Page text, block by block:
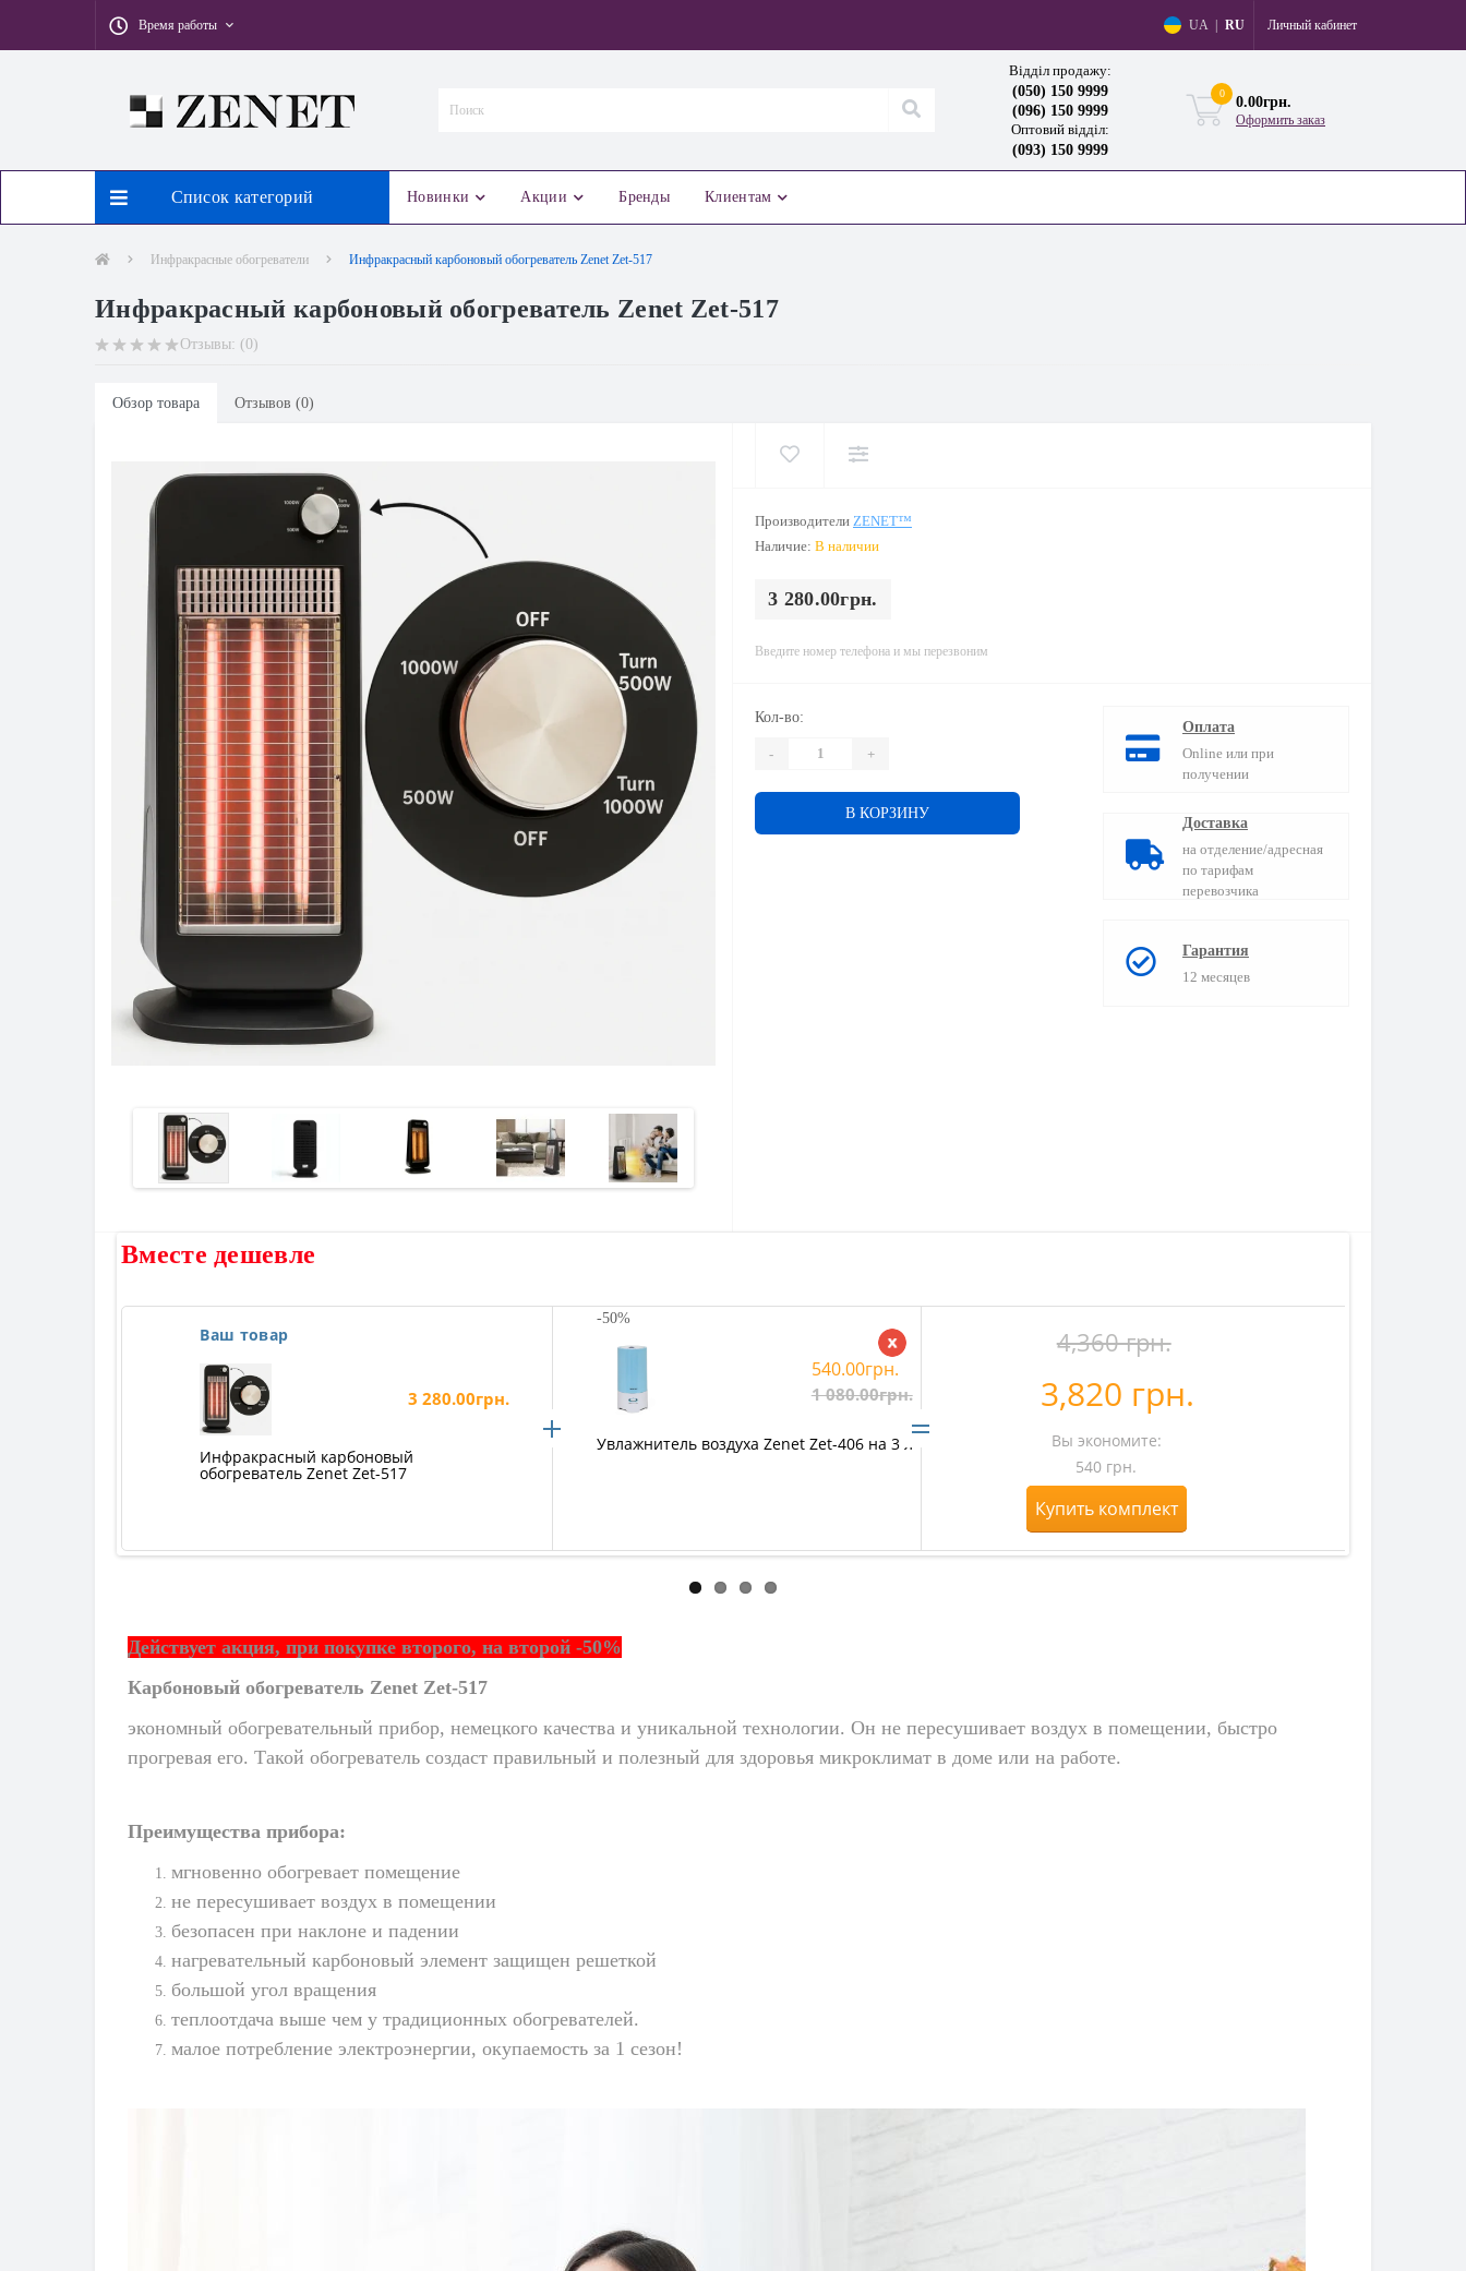
Время работы UA RU Личный кабинет
Відділ продажу:
(050) 150 9999
(096) 150 9999
Оптовий відділ:
(093) 150 9999
0
0.00грн.
Оформить заказ
Список категорий Новинки Акции Бренды Клиентам
Инфракрасные обогреватели Инфракрасный карбоновый обогреватель Zenet Zet-517
Инфракрасный карбоновый обогреватель Zenet Zet-517
Отзывы: (0)
Обзор товара Отзывов (0)
Производители ZENET™
Наличие: В наличии
3 280.00грн.
Введите номер телефона и мы перезвоним
Кол-во:
- +
В КОРЗИНУ
Оплата
Online или при
получении
Доставка
на отделение/адресная
по тарифам
перевозчика
Гарантия
12 месяцев
Вместе дешевле
Ваш товар
3 280.00грн.
Инфракрасный карбоновый
обогреватель Zenet Zet-517
-50%
540.00грн.
1 080.00грн.
Увлажнитель воздуха Zenet Zet-406 на 3 л
4,360 грн.
3,820 грн.
Вы экономите:
540 грн.
Купить комплект
Действует акция, при покупке второго, на второй -50%
Карбоновый обогреватель Zenet Zet-517
экономный обогревательный прибор, немецкого качества и уникальной технологии. Он не пересушивает воздух в помещении, быстро
прогревая его. Такой обогреватель создаст правильный и полезный для здоровья микроклимат в доме или на работе.
Преимущества прибора:
мгновенно обогревает помещение
не пересушивает воздух в помещении
безопасен при наклоне и падении
нагревательный карбоновый элемент защищен решеткой
большой угол вращения
теплоотдача выше чем у традиционных обогревателей.
малое потребление электроэнергии, окупаемость за 1 сезон!